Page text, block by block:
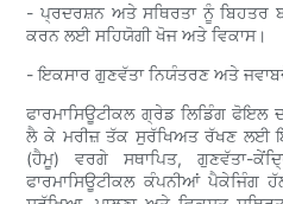
- ਪ੍ਰਦਰਸ਼ਨ ਅਤੇ ਸਥਿਰਤਾ ਨੂੰ ਬਿਹਤਰ
ਕਰਨ ਲਈ ਸਹਿਯੋਗੀ ਖੋਜ ਅਤੇ ਵਿਕਾਸ।
- ਇਕਸਾਰ ਗੁਣਵੱਤਾ ਨਿਯੰਤਰਣ ਅਤੇ
ਫਾਰਮਾਸਿਊਟੀਕਲ ਗ੍ਰੇਡ ਲਿਡਿੰਗ ਫੋਇਲ
ਲੈ ਕੇ ਮਰੀਜ਼ ਤੱਕ ਸੁਰੱਖਿਅਤ ਰੱਖਣ ਲਈ
(ਹੈਮੂ) ਵਰਗੇ ਸਥਾਪਿਤ, ਗੁਣਵੱਤਾ-
ਫਾਰਮਾਸਿਊਟੀਕਲ ਕੰਪਨੀਆਂ